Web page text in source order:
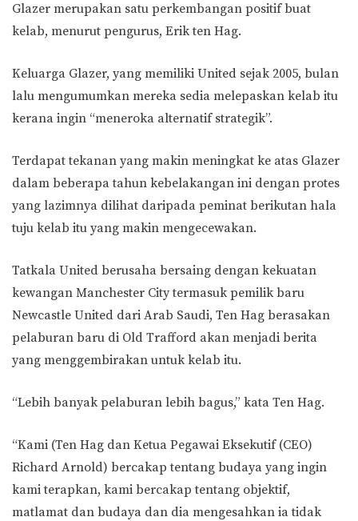
Glazer merupakan satu perkembangan positif buat
kelab, menurut pengurus, Erik ten Hag.
Keluarga Glazer, yang memiliki United sejak 2005, bulan
lalu mengumumkan mereka sedia melepaskan kelab itu
kerana ingin “meneroka alternatif strategik”.
Terdapat tekanan yang makin meningkat ke atas Glazer
dalam beberapa tahun kebelakangan ini dengan protes
yang lazimnya dilihat daripada peminat berikutan hala
tuju kelab itu yang makin mengecewakan.
Tatkala United berusaha bersaing dengan kekuatan
kewangan Manchester City termasuk pemilik baru
Newcastle United dari Arab Saudi, Ten Hag berasakan
pelaburan baru di Old Trafford akan menjadi berita
yang menggembirakan untuk kelab itu.
“Lebih banyak pelaburan lebih bagus,” kata Ten Hag.
“Kami (Ten Hag dan Ketua Pegawai Eksekutif (CEO)
Richard Arnold) bercakap tentang budaya yang ingin
kami terapkan, kami bercakap tentang objektif,
matlamat dan budaya dan dia mengesahkan ia tidak